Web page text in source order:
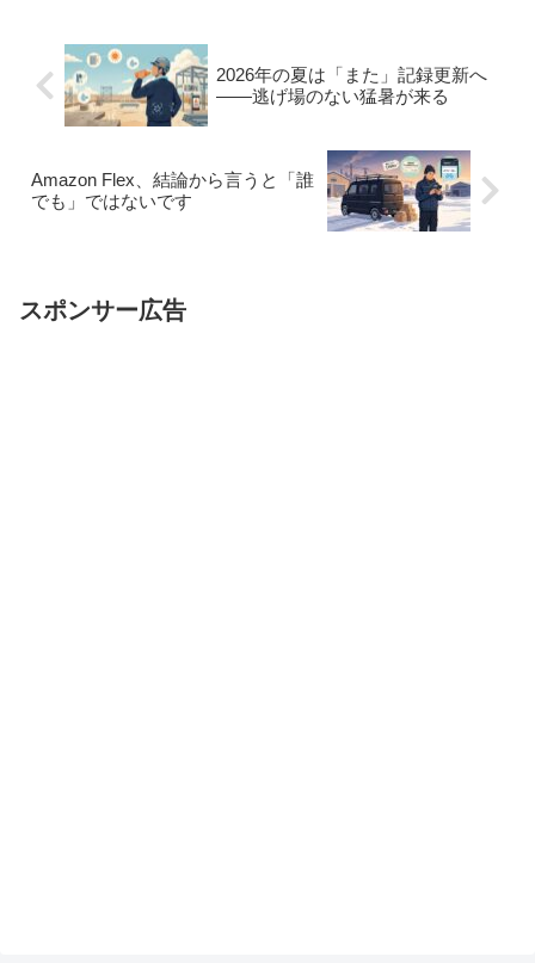
2026年の夏は「また」記録更新へ
——逃げ場のない猛暑が来る
Amazon Flex、結論から言うと「誰
でも」ではないです
スポンサー広告